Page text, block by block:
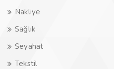
Nakliye
Sağlık
Seyahat
Tekstil